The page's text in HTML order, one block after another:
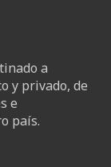
a
y privado, de
e
país.